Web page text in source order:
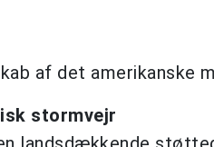
af det amerikanske
stormvejr